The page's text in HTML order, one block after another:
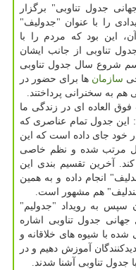
۲۰۱۹، "سال جهانی جدول تناوبی" برگزار
را با عنوان "جدولیف"
این بود كه مردم را با
تناوبی از جانب ایشان
شروع سال جدول تناوبی
سازمان ها برای حضور در
به سخنرانی پرداختند.
فوق العاده ای در زندگی ما
این جدول تمام عناصری كه
اند (۱۱۸ عنصر) را در خود جای داده است كه این
مرتب شده و نظم خاصی
آخرین تقسیم بندی این
انجام داده و به همین
هم مشهور است.
سپس به رویداد "جدولیم"
جهانی جدول تناوبی اشاره
با شیوه های خلاقانه و
آموزش دهیم و در
تناوبی آشنا شدند.